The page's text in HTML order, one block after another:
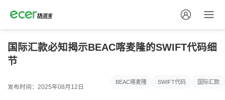
国际汇款必知揭示BEAC喀麦隆的SWIFT代码细
节
发布时间：2025年08月12日
BEAC喀麦隆 SWIFT代码 国际汇款